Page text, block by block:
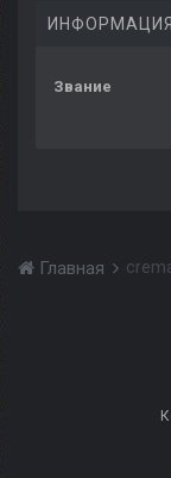
ИНФОРМАЦИЯ
Звание
Главная